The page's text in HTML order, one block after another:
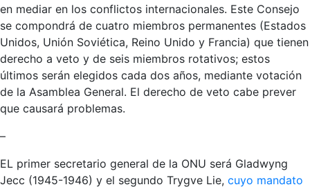
en mediar en los conflictos internacionales. Este Consejo
se compondrá de cuatro miembros permanentes (Estados
Unidos, Unión Soviética, Reino Unido y Francia) que tienen
derecho a veto y de seis miembros rotativos; estos
últimos serán elegidos cada dos años, mediante votación
de la Asamblea General. El derecho de veto cabe prever
que causará problemas.
–
EL primer secretario general de la ONU será Gladwyng
Jecc (1945-1946) y el segundo Trygve Lie, cuyo mandato